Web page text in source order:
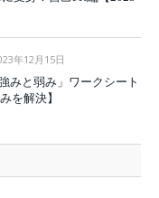
年12月15日
みと弱み」ワークシート
を解決】